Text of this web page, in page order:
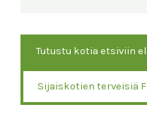
Tutustu kotia etsiviin
Sijaiskotien terveisiä